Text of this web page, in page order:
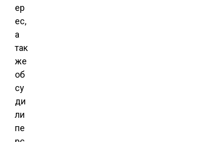
ер
ес,
а
так
же
об
су
ди
ли
пе